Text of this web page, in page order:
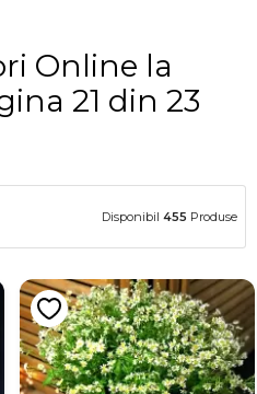
Online la
21 din 23
Disponibil 455 Produse